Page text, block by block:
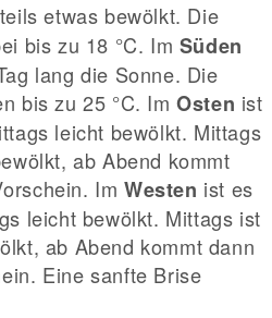
etwas bewölkt. Die
bis zu 18 °C. Im Süden
lang die Sonne. Die
bis zu 25 °C. ImOsten ist
leicht bewölkt. Mittags
ab Abend kommt
Im Westen ist es
leicht bewölkt. Mittags ist
ab Abend kommt dann
Eine sanfte Brise